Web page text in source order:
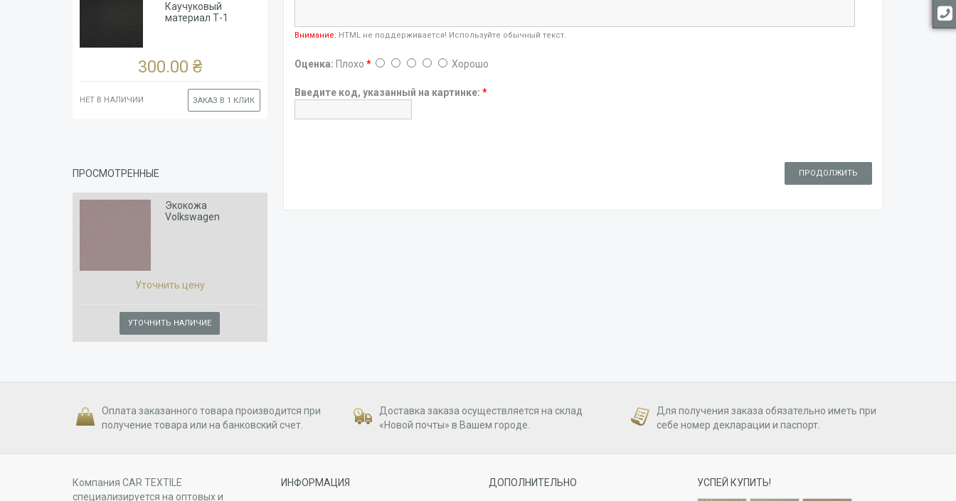
Чёрный
см
Каучуковый
материал Т-1
300.00 ₴
НЕТ В НАЛИЧИИ ЗАКАЗ В 1 КЛИК
ПРОСМОТРЕННЫЕ
Экокожа
Volkswagen
Уточнить цену
УТОЧНИТЬ НАЛИЧИЕ
Внимание: HTML не поддерживается! Используйте обычный текст.
Оценка: Плохо* Хорошо
Введите код, указанный на картинке:*
ПРОДОЛЖИТЬ
Оплата заказанного товара производится при
получение товара или на банковский счет.
Доставка заказа осуществляется на склад
«Новой почты» в Вашем городе.
Для получения заказа обязательно иметь при
себе номер декларации и паспорт.
Компания CAR TEXTILE
специализируется на оптовых и
ИНФОРМАЦИЯ
ДОПОЛНИТЕЛЬНО
УСПЕЙ КУПИТЬ!